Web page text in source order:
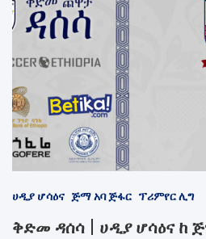
ሀዲያ ሆሳዕና ጅማ አባ ጅፋር ፕሪምየር ሊግ
​ቅድመ ዳሰሳ | ሀዲያ ሆሳዕና ከ